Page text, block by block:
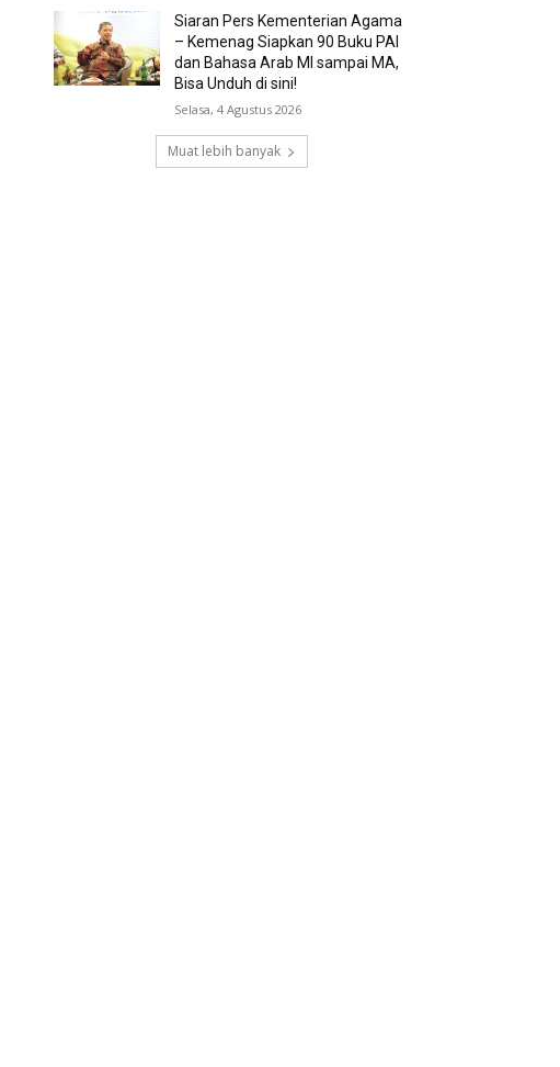
Siaran Pers Kementerian Agama
– Kemenag Siapkan 90 Buku PAI
dan Bahasa Arab MI sampai MA,
Bisa Unduh di sini!
Selasa, 4 Agustus 2026
Muat lebih banyak